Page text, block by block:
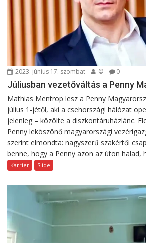
2023. június 17. szombat © 0
Júliusban vezetőváltás a Penny
Mathias Mentrop lesz a Penny
július 1-jétől, aki a csehországi hálózat
jelenleg – közölte a diszkontáruházlánc.
Penny leköszönő magyarországi
szerint elmondta: nagyszerű szakértői
benne, hogy a Penny azon az úton halad,
Karrier Slide